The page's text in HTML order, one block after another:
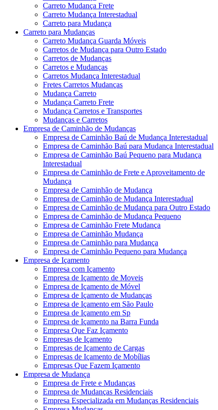
Carreto Mudança Frete
Carreto Mudança Interestadual
Carreto para Mudança
Carreto para Mudanças
Carreto Mudança Guarda Móveis
Carretos de Mudança para Outro Estado
Carretos de Mudanças
Carretos e Mudanças
Carretos Mudança Interestadual
Fretes Carretos Mudanças
Mudança Carreto
Mudança Carreto Frete
Mudança Carretos e Transportes
Mudanças e Carretos
Empresa de Caminhão de Mudanças
Empresa de Caminhão Baú de Mudança Interestadual
Empresa de Caminhão Baú para Mudança Interestadual
Empresa de Caminhão Baú Pequeno para Mudança
Interestadual
Empresa de Caminhão de Frete e Aproveitamento de
Mudança
Empresa de Caminhão de Mudança
Empresa de Caminhão de Mudança Interestadual
Empresa de Caminhão de Mudança para Outro Estado
Empresa de Caminhão de Mudança Pequeno
Empresa de Caminhão Frete Mudança
Empresa de Caminhão Mudança
Empresa de Caminhão para Mudança
Empresa de Caminhão Pequeno para Mudança
Empresa de Içamento
Empresa com Içamento
Empresa de Içamento de Moveis
Empresa de Içamento de Móvel
Empresa de Içamento de Mudanças
Empresa de Içamento em São Paulo
Empresa de Içamento em Sp
Empresa de Içamento na Barra Funda
Empresa Que Faz Içamento
Empresas de Içamento
Empresas de Içamento de Cargas
Empresas de Içamento de Mobílias
Empresas Que Fazem Içamento
Empresa de Mudança
Empresa de Frete e Mudanças
Empresa de Mudanças Residenciais
Empresa Especializada em Mudanças Residenciais